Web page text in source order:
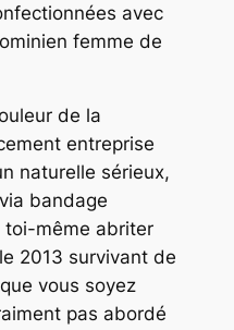
avec
femme de
de la
entreprise
naturelle sérieux,
bandage
toi-même abriter
2013 survivant de
vous soyez
pas abordé